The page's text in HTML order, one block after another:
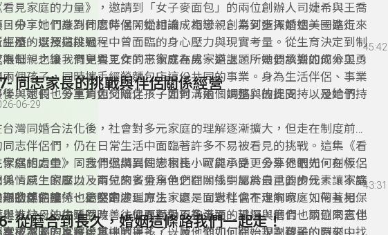
看見家庭的力量》，邀請到「女子麥面包」的兩位創辦人司婕希與王喬
，分享她們身為同志伴侶，從相識、相戀、創業到步入婚姻，一路走來
經歷的選擇與挑戰。
目中，她們談到什麼時候開始討論成為母親、為何選擇前往美國進行人
生殖，以及這段過程中曾面臨的身心壓力與現實考量。從生育決定到制
限制，也讓我們更看見女同志家庭在成家路上，所需要承擔的成本與勇
。
為母親之後，育兒與工作的平衡成為另一道課題。她們談到如何分工照
兩個孩子，同時攜手經營麵包店這份共同的事業。身為生活伴侶、事業
伴與家長，多重角色交織之下，如何溝通、調整與彼此支持，是她們持
習的重要功課。
後，她們也分享到如何陪伴孩子面對「兩個媽媽」的提問，以及給予正
考慮成家、踏上親職之路的同志伴侶鼓勵與建議。透過這集節目訪談，
我們聽見，一個關於選擇、陪伴與愛的故事。
45:42
同志家長的挑戰與伴侶關係經營
06-29
台灣同婚合法化後，社會對多元家庭的理解逐漸擴大，但走在制度前端
同志伴侶們，仍在日常生活中面臨著許多不易被看見的挑戰。這集《看
家庭的力量》，我們邀請到同志家長小歐與小路，分享他們如何在伴侶
係、原生家庭以及育兒的多重角色之間，找到屬於自己的步伐，讓家庭
形狀更完整、也更堅定。
伴侶相處中，同志伴侶與異性戀相比，可能承受更多外界眼光、刻板印
與情感上的壓力。兩位來賓分享他們在關係中認為最重要的元素，不論
親密感的維持、衝突的處理方法，還是面對社會不理解時，如何互相保
與支持。法律雖然改善，但面對仍不夠全面的現況，他們也談到同志伴
常被忽略的真實處境。
期的伴侶關係也必然牽涉到原生家庭。同志伴侶在走向家庭、帶著另一
走進父母的生活圈時，往往要面對更多溝通、試探與磨合。兩位來賓也
享了家人的反應、其中的掙扎，以及他們如何在一次次艱難的時刻中找
在成為同志家長後，挑戰更多了一層。從如何開始規劃孩子的到來、同
43:31
從磨合到長久，婚姻這條路我們一起走！